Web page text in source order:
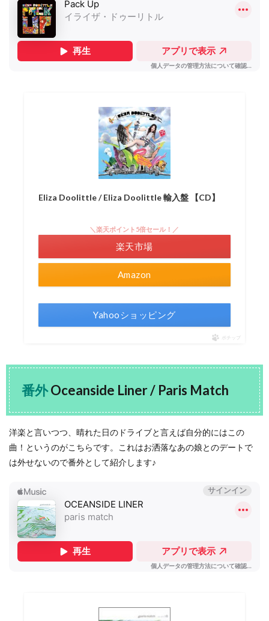
Eliza Doolittle / Eliza Doolittle 輸入盤 【CD】
Amazon
＼楽天ポイント5倍セール！／
楽天市場
Yahooショッピング
ポチップ
番外Oceanside Liner / Paris Match
洋楽と言いつつ、晴れた日のドライブと言えば自分的にはこの
曲！というのがこちらです。これはお洒落なあの娘とのデートで
は外せないので番外として紹介します♪